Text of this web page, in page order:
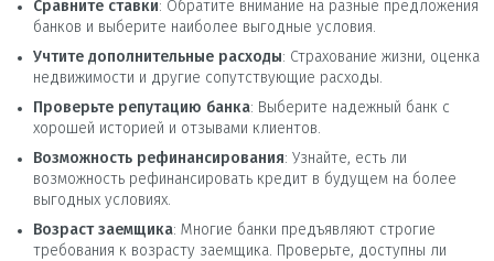
Сравните ставки: Обратите внимание на разные предложения
банков и выберите наиболее выгодные условия.
Учтите дополнительные расходы: Страхование жизни, оценка
недвижимости и другие сопутствующие расходы.
Проверьте репутацию банка: Выберите надежный банк с
хорошей историей и отзывами клиентов.
Возможность рефинансирования: Узнайте, есть ли
возможность рефинансировать кредит в будущем на более
выгодных условиях.
Возраст заемщика: Многие банки предъявляют строгие
требования к возрасту заемщика. Проверьте, доступны ли